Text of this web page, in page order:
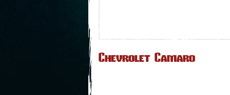
Chevrolet Camaro